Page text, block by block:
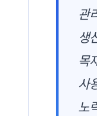
관
생
목
사
노